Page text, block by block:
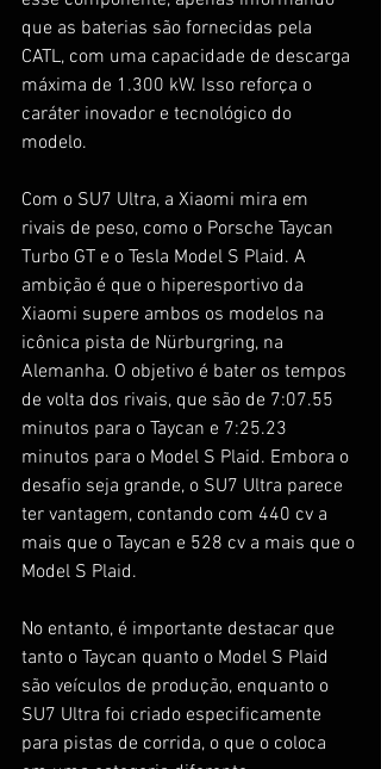
que as baterias são fornecidas pela
CATL, com uma capacidade de descarga
máxima de 1.300 kW. Isso reforça o
caráter inovador e tecnológico do
modelo.
Com o SU7 Ultra, a Xiaomi mira em
rivais de peso, como o Porsche Taycan
Turbo GT e o Tesla Model S Plaid. A
ambição é que o hiperesportivo da
Xiaomi supere ambos os modelos na
icônica pista de Nürburgring, na
Alemanha. O objetivo é bater os tempos
de volta dos rivais, que são de 7:07.55
minutos para o Taycan e 7:25.23
minutos para o Model S Plaid. Embora o
desafio seja grande, o SU7 Ultra parece
ter vantagem, contando com 440 cv a
mais que o Taycan e 528 cv a mais que o
Model S Plaid.
No entanto, é importante destacar que
tanto o Taycan quanto o Model S Plaid
são veículos de produção, enquanto o
SU7 Ultra foi criado especificamente
para pistas de corrida, o que o coloca